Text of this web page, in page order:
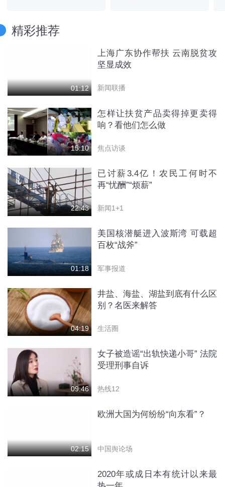
精彩推荐
01:12
上海广东协作帮扶 云南脱贫攻
坚显成效
新闻联播
15:10
怎样让扶贫产品卖得掉更卖得
响？看他们怎么做
焦点访谈
22:43
已讨薪3.4亿！农民工何时不
再“忧酬”“烦薪”
新闻1+1
01:18
美国核潜艇进入波斯湾 可载超
百枚“战斧”
军事报道
04:19
井盐、海盐、湖盐到底有什么区
别？名医来解答
生活圈
09:46
女子被造谣“出轨快递小哥” 法院
受理刑事自诉
热线12
02:15
欧洲大国为何纷纷“向东看”？
中国舆论场
2020年或成日本有统计以来最